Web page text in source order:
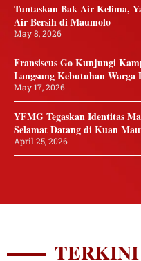
Tuntaskan Bak Air Kelima,
Air Bersih di Maumolo
May 8, 2026
Fransiscus Go Kunjungi
Langsung Kebutuhan Warga
May 17, 2026
YFMG Tegaskan Identitas
Selamat Datang di Kuan
April 25, 2026
TERKINI